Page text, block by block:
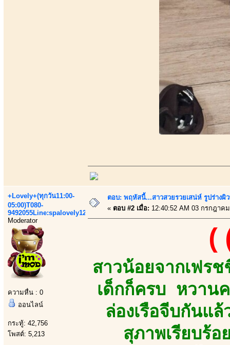
+Lovely+(ทุกวัน11:00-
05:00)T080-
9492055Line:spalovely123
Moderator
ความหื่น : 0
ออนไลน์
กระทู้: 42,756
โพสต์: 5,213
ตอบ: พฤหัสนี้...สาวสวยรวยเสน่ห์ รูปร่างผิ
« ตอบ #2 เมื่อ: 12:40:52 AM 03 กรกฎาค
สาวน้อยจากเฟ
เด็กก็ครบ หวาน
ล่องเรือจีบกันแ
สุภาพเรียบร้